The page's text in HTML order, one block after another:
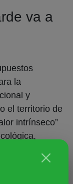
va a
la
y
el territorio de
intrínseco”
que éstos